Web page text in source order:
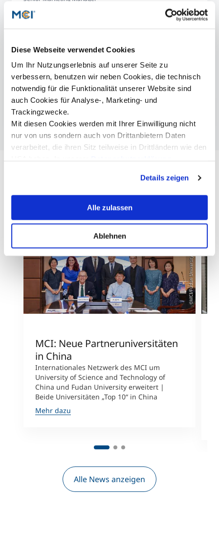
Diese Webseite verwendet Cookies
Um Ihr Nutzungserlebnis auf unserer Seite zu
verbessern, benutzen wir neben Cookies, die technisch
notwendig für die Funktionalität unserer Website sind
auch Cookies für Analyse-, Marketing- und
Trackingzwecke.
Mit diesen Cookies werden mit Ihrer Einwilligung nicht
nur von uns sondern auch von Drittanbietern Daten
verarbeitet, die ihren Sitz teilweise in Drittländern wie den
erklären Ihnen genau, was eine Datenübermittlung in die
USA bedeuten kann.
Details zeigen
Alle zulassen
Ablehnen
Mehr Informationen
CV Moritz Mosenhauer
Betriebswirtschaft Online | Bachelor
©MCI/Fudan University
MCI: Neue Partneruniversitäten
in China
Internationales Netzwerk des MCI um
University of Science and Technology of
China und Fudan University erweitert |
Beide Universitäten „Top 10“ in China
Mehr dazu
Alle News anzeigen